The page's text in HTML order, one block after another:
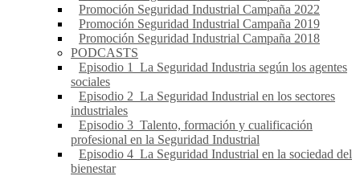
Promoción Seguridad Industrial Campaña 2022
Promoción Seguridad Industrial Campaña 2019
Promoción Seguridad Industrial Campaña 2018
PODCASTS
Episodio 1_La Seguridad Industria según los agentes
sociales
Episodio 2_La Seguridad Industrial en los sectores
industriales
Episodio 3_Talento, formación y cualificación
profesional en la Seguridad Industrial
Episodio 4_La Seguridad Industrial en la sociedad del
bienestar